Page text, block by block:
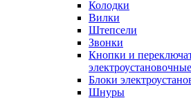
Колодки
Вилки
Штепсели
Звонки
Кнопки и
электроустановочные
Блоки
Шнуры